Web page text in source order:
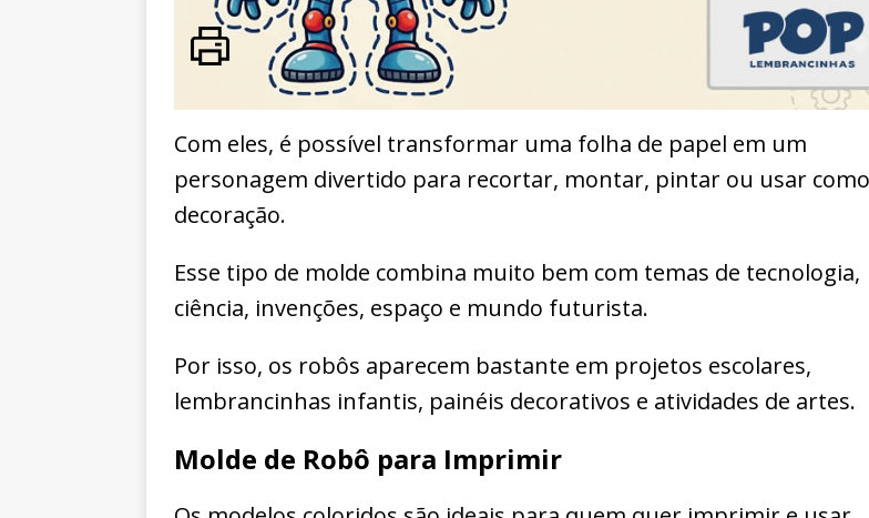
Com eles, é possível transformar uma folha de papel em um
personagem divertido para recortar, montar, pintar ou usar como
decoração.
Esse tipo de molde combina muito bem com temas de tecnologia,
ciência, invenções, espaço e mundo futurista.
Por isso, os robôs aparecem bastante em projetos escolares,
lembrancinhas infantis, painéis decorativos e atividades de artes.
Molde de Robô para Imprimir